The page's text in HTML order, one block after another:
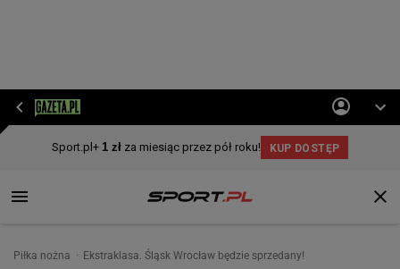
Piłka nożna Ekstraklasa. Śląsk Wrocław będzie sprzedany!